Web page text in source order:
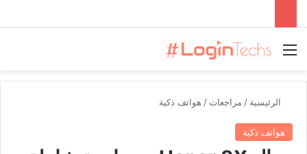
القائمة
الرئيسية / مراجعات / هواتف ذكية
هواتف ذكية